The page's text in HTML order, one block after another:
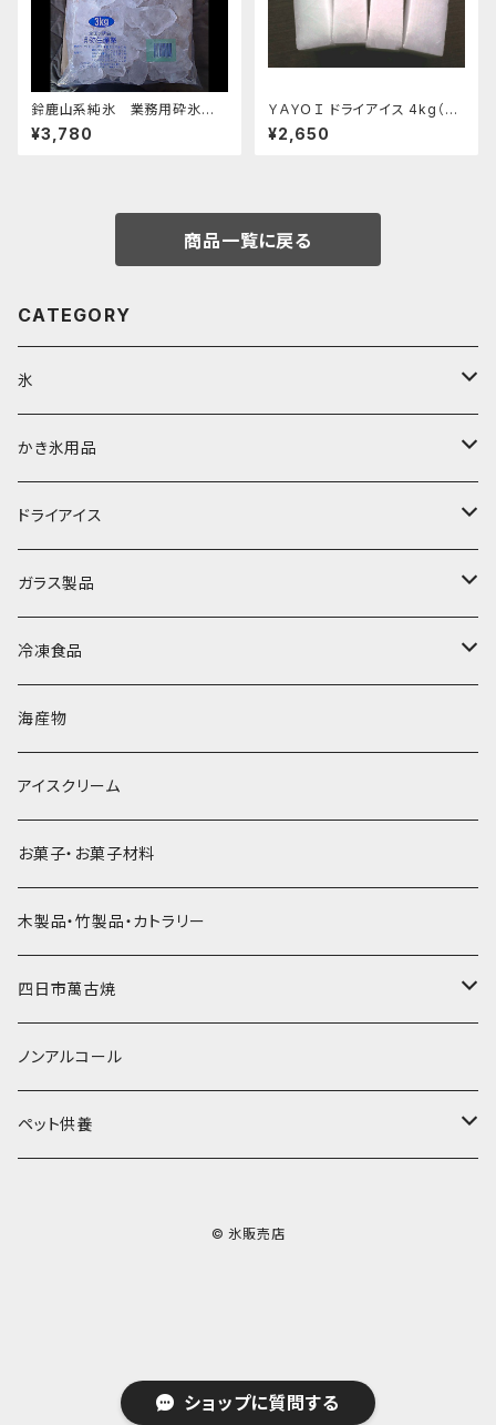
ショップに質問する
鈴鹿山系純氷 業務用砕氷 1
4.4kg
¥3,780
ＹＡＹＯＩ ドライアイス 4kg（出
荷時5kg弱）
¥2,650
商品一覧に戻る
CATEGORY
氷
富士天然水の氷
丸氷
直径70mm
直径65mm
角氷
砕氷
氷河の氷
氷アイテム
かき氷用品
かき氷シロップ
無果汁1.8Lパック
無果汁1Lパック
無添加瓶シロップ
かき氷機・かき氷器
かき氷カップ
発泡スチロール無地-使い捨て
発泡スチロールプリント柄
かき氷スプーン・スプーンストロー
プラスチック・スプーン
プラスチック・スプーンストロー
コンデンスミルク・練乳・あんこ
かき氷セット
その他かき氷用品
ドライアイス
ドライアイス3ｋｇ
ドライアイス4ｋｇ
ドライアイス5ｋｇ
ドライアイス8ｋｇ
ドライアイス10ｋｇ
ドライアイス15ｋｇ
ドライアイス20ｋｇ
ドライアイス25ｋｇ
ガラス製品
オンザロック・グラス
ビール・グラス
タンブラー
かき氷器
冷凍食品
肉まん・あんまん
パスタ・スパゲッティ
惣菜
海産物
アイスクリーム
お菓子・お菓子材料
木製品・竹製品・カトラリー
四日市萬古焼
土鍋・土釜
一般土鍋
皿・椀・丼・小物
ノンアルコール
ペット供養
葬祭用ドライアイス
© 氷販売店